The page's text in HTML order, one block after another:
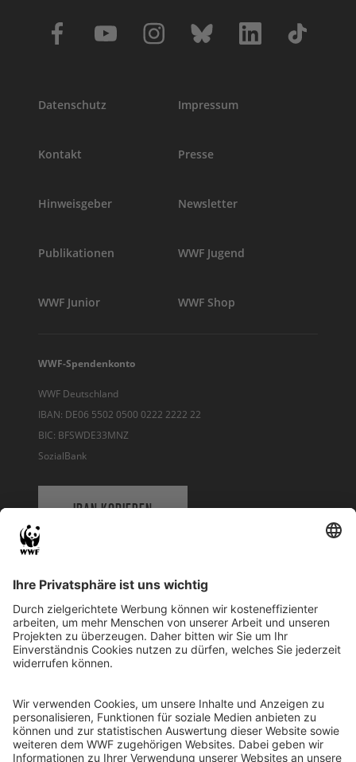
Datenschutz Impressum
Kontakt Presse
Hinweisgeber Newsletter
Publikationen WWF Jugend
WWF Junior WWF Shop
WWF-Spendenkonto
WWF Deutschland
IBAN: DE06 5502 0500 0222 2222 22
BIC: BFSWDE33MNZ
SozialBank
IBAN KOPIEREN
WWF Deutschland
Reinhardtstr. 18
10117 Berlin
Ihre Spende kann steuerlich geltend gemacht werden
Registriert als Stiftung WWF Deutschland, Senatsverwaltung für